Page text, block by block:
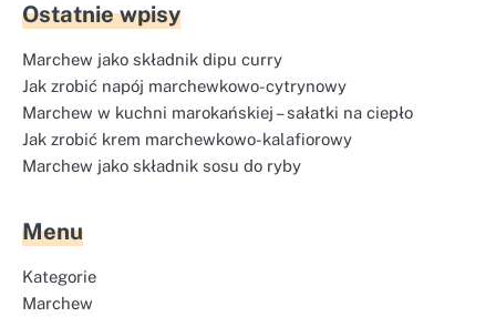
Ostatnie wpisy
Marchew jako składnik dipu curry
Jak zrobić napój marchewkowo-cytrynowy
Marchew w kuchni marokańskiej – sałatki na ciepło
Jak zrobić krem marchewkowo-kalafiorowy
Marchew jako składnik sosu do ryby
Menu
Kategorie
Marchew